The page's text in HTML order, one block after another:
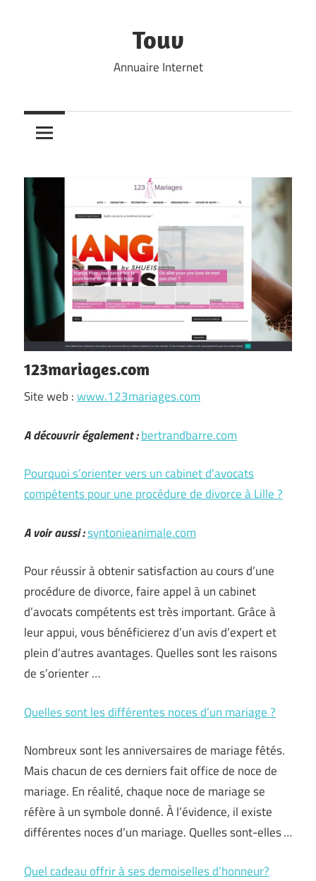
Touv
Annuaire Internet
123mariages.com
Site web :www.123mariages.com
A découvrir également :bertrandbarre.com
Pourquoi s’orienter vers un cabinet d’avocats
compétents pour une procédure de divorce à Lille ?
A voir aussi :syntonieanimale.com
Pour réussir à obtenir satisfaction au cours d’une
procédure de divorce, faire appel à un cabinet
d’avocats compétents est très important. Grâce à
leur appui, vous bénéficierez d’un avis d’expert et
plein d’autres avantages. Quelles sont les raisons
de s’orienter …
Quelles sont les différentes noces d’un mariage ?
Nombreux sont les anniversaires de mariage fêtés.
Mais chacun de ces derniers fait office de noce de
mariage. En réalité, chaque noce de mariage se
réfère à un symbole donné. À l’évidence, il existe
différentes noces d’un mariage. Quelles sont-elles …
Quel cadeau offrir à ses demoiselles d’honneur?